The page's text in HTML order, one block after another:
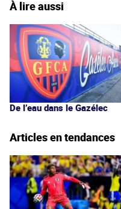
À lire aussi
De l’eau dans le Gazélec
Articles en tendances